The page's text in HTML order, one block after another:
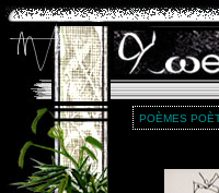
POÈMES